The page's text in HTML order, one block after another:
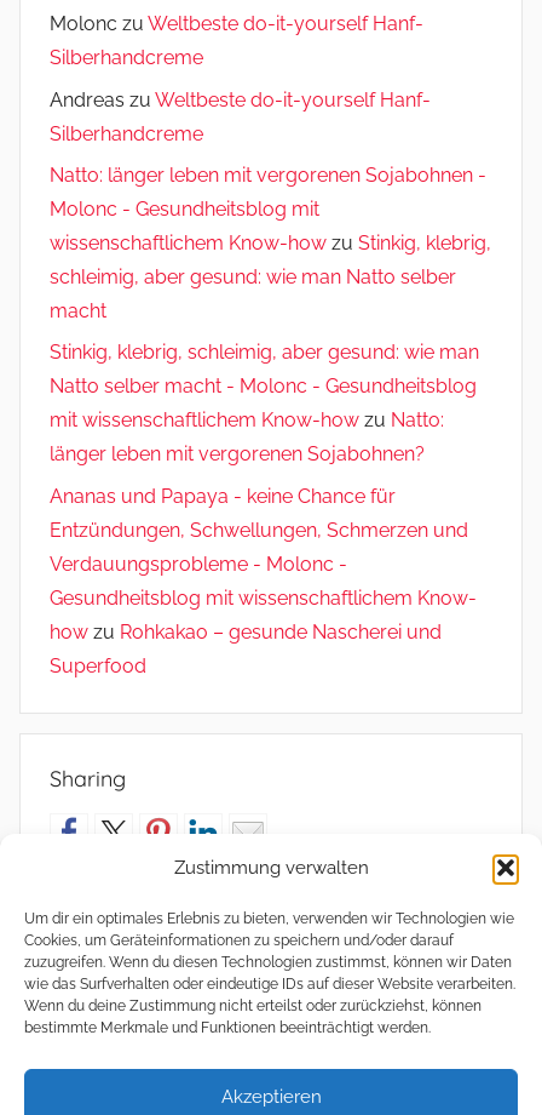
Zustimmung verwalten
Um dir ein optimales Erlebnis zu bieten, verwenden wir Technologien wie
Cookies, um Geräteinformationen zu speichern und/oder darauf
zuzugreifen. Wenn du diesen Technologien zustimmst, können wir Daten
wie das Surfverhalten oder eindeutige IDs auf dieser Website verarbeiten.
Wenn du deine Zustimmung nicht erteilst oder zurückziehst, können
bestimmte Merkmale und Funktionen beeinträchtigt werden.
Akzeptieren
Molonc zu Weltbeste do-it-yourself Hanf-
Silberhandcreme
Andreas zu Weltbeste do-it-yourself Hanf-
Silberhandcreme
Natto: länger leben mit vergorenen Sojabohnen -
Molonc - Gesundheitsblog mit
wissenschaftlichem Know-how zu Stinkig, klebrig,
schleimig, aber gesund: wie man Natto selber
macht
Stinkig, klebrig, schleimig, aber gesund: wie man
Natto selber macht - Molonc - Gesundheitsblog
mit wissenschaftlichem Know-how zu Natto:
länger leben mit vergorenen Sojabohnen?
Ananas und Papaya - keine Chance für
Entzündungen, Schwellungen, Schmerzen und
Verdauungsprobleme - Molonc -
Gesundheitsblog mit wissenschaftlichem Know-
how zu Rohkakao – gesunde Nascherei und
Superfood
Sharing
Meta
Anmelden
Datenschutz und Cookies: Diese Website verwendet Cookies. Wenn
du die Website weiterhin nutzt, stimmst du der Verwendung von